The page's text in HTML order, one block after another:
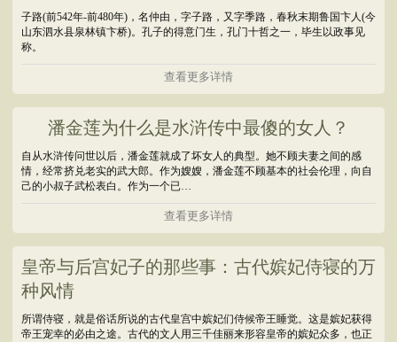
子路(前542年-前480年)，名仲由，字子路，又字季路，春秋末期鲁国卞人(今
山东泗水县泉林镇卞桥)。孔子的得意门生，孔门十哲之一，毕生以政事见
称。
查看更多详情
潘金莲为什么是水浒传中最傻的女人？
自从水浒传问世以后，潘金莲就成了坏女人的典型。她不顾夫妻之间的感
情，经常挤兑老实的武大郎。作为嫂嫂，潘金莲不顾基本的社会伦理，向自
己的小叔子武松表白。作为一个已…
查看更多详情
皇帝与后宫妃子的那些事：古代嫔妃侍寝的万
种风情
所谓侍寝，就是俗话所说的古代皇宫中嫔妃们侍候帝王睡觉。这是嫔妃获得
帝王宠幸的必由之途。古代的文人用三千佳丽来形容皇帝的嫔妃众多，也正